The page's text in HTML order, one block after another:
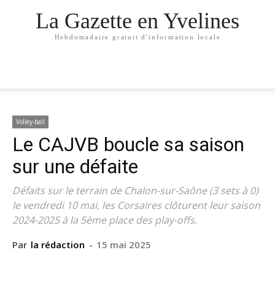
La Gazette en Yvelines
Hebdomadaire gratuit d'information locale
Volley-ball
Le CAJVB boucle sa saison
sur une défaite
Défaits sur le terrain de Chalon-sur-Saône (3 sets à 0)
le vendredi 10 mai, les Corsaires clôturent leur saison
2024-2025 à la 5ème place des play-offs.
Par la rédaction - 15 mai 2025